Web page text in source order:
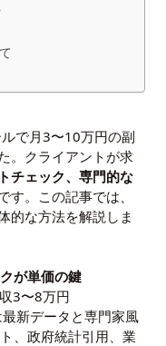
で月3〜10万円の副
。クライアントが求
チェック、専門的な
す。この記事では、
的な方法を解説しま
が単価の鍵
3〜8万円
新データと専門家風
、政府統計引用、業